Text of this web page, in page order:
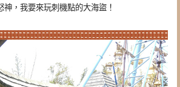
神，我要來玩刺機點的大海盜！